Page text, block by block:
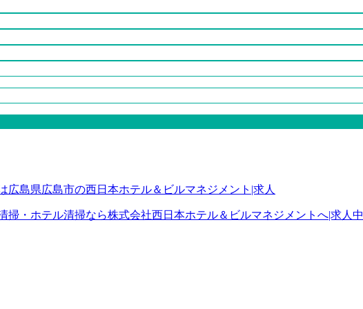
掃・ホテル清掃なら株式会社西日本ホテル＆ビルマネジメントへ|求人中